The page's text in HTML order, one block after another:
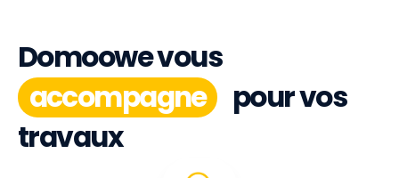
Domoowe vous
accompagne
pour vos
travaux